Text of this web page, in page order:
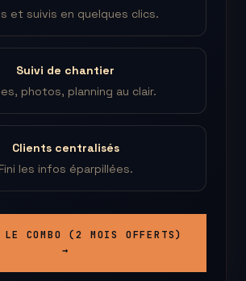
et suivis en quelques clics.
Suivi de chantier
photos, planning au clair.
Clients centralisés
Fini les infos éparpillées.
COMBO (2 MOIS OFFERTS)
→